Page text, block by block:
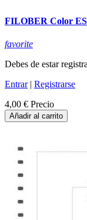
FILOBER Color
favorite
Debes de estar
Entrar| Registrarse
4,00 € Precio
Añadir al carrito